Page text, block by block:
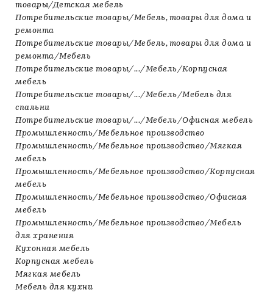
товары/Детская мебель
Потребительские товары/Мебель, товары для дома и
ремонта
Потребительские товары/Мебель, товары для дома и
ремонта/Мебель
Потребительские товары/.../Мебель/Корпусная
мебель
Потребительские товары/.../Мебель/Мебель для
спальни
Потребительские товары/.../Мебель/Офисная мебель
Промышленность/Мебельное производство
Промышленность/Мебельное производство/Мягкая
мебель
Промышленность/Мебельное производство/Корпусная
мебель
Промышленность/Мебельное производство/Офисная
мебель
Промышленность/Мебельное производство/Мебель
для хранения
Кухонная мебель
Корпусная мебель
Мягкая мебель
Мебель для кухни